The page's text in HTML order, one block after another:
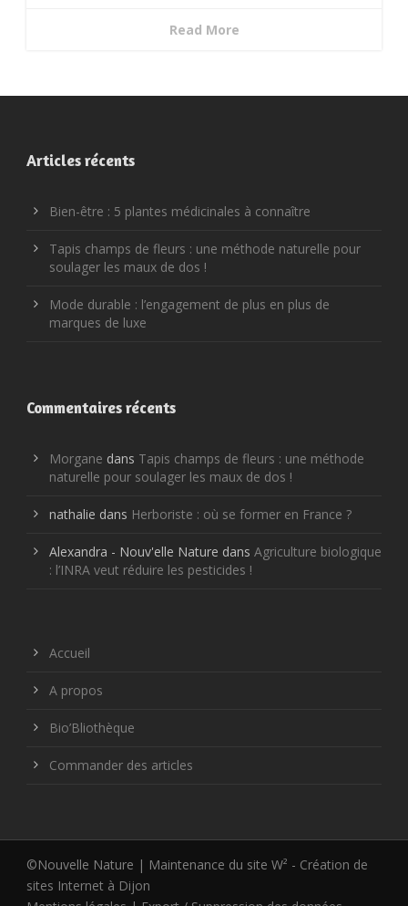
Read More
Articles récents
Bien-être : 5 plantes médicinales à connaître
Tapis champs de fleurs : une méthode naturelle pour
soulager les maux de dos !
Mode durable : l’engagement de plus en plus de
marques de luxe
Commentaires récents
Morgane dans Tapis champs de fleurs : une méthode
naturelle pour soulager les maux de dos !
nathalie dans Herboriste : où se former en France ?
Alexandra - Nouv'elle Nature dans Agriculture biologique
: l’INRA veut réduire les pesticides !
Accueil
A propos
Bio’Bliothèque
Commander des articles
©Nouvelle Nature | Maintenance du site W² - Création de
sites Internet à Dijon